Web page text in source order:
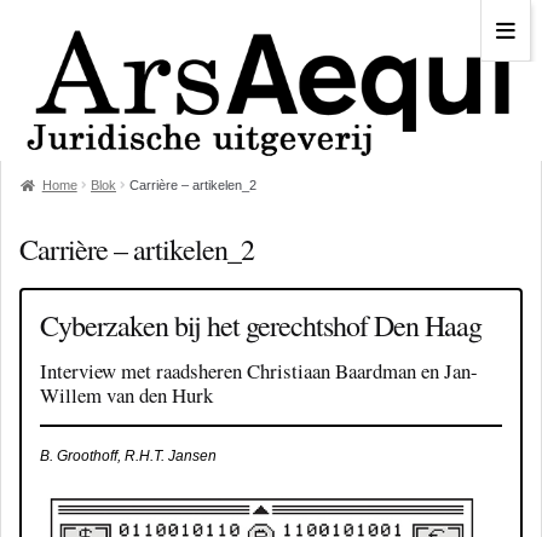
Home Blok Carrière – artikelen_2
Carrière – artikelen_2
Cyberzaken bij het gerechtshof Den Haag
Interview met raadsheren Christiaan Baardman en Jan-
Willem van den Hurk
B. Groothoff, R.H.T. Jansen